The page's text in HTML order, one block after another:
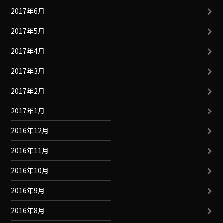
2017年6月
2017年5月
2017年4月
2017年3月
2017年2月
2017年1月
2016年12月
2016年11月
2016年10月
2016年9月
2016年8月